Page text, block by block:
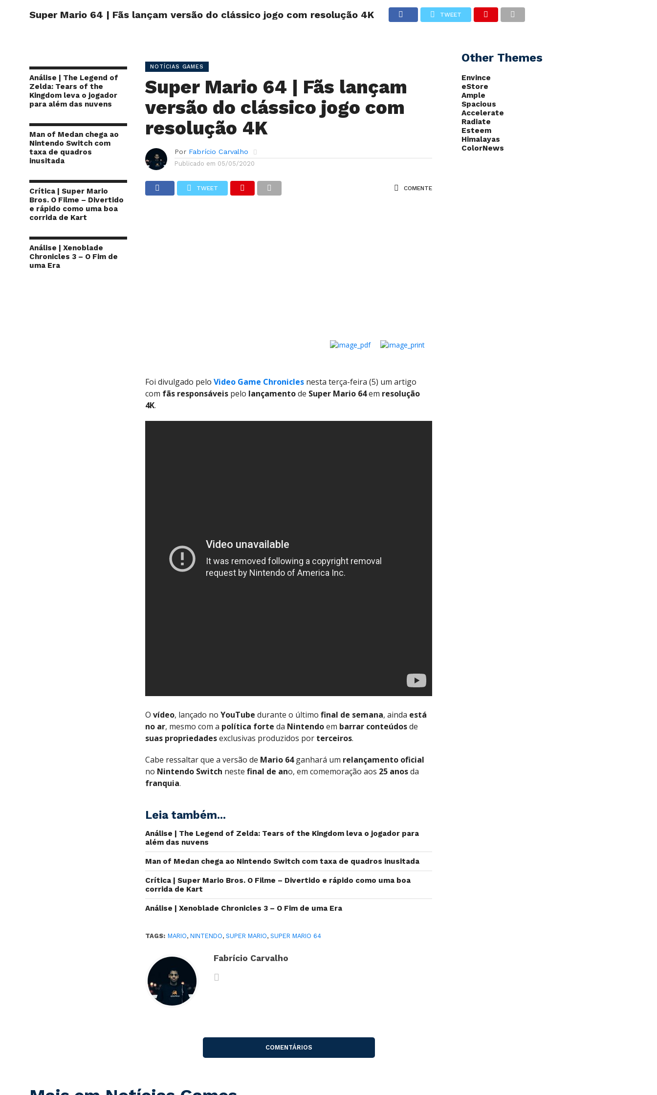
COBERTURA DE EVENTOS CRÍTICAS NOTÍCIAS PODCASTS
Super Mario 64 | Fãs lançam versão do clássico jogo com resolução 4K TWEET
Análise | The Legend of
Zelda: Tears of the
Kingdom leva o jogador
para além das nuvens
Man of Medan chega ao
Nintendo Switch com
taxa de quadros
inusitada
Crítica | Super Mario
Bros. O Filme – Divertido
e rápido como uma boa
corrida de Kart
Análise | Xenoblade
Chronicles 3 – O Fim de
uma Era
NOTÍCIAS GAMES
Super Mario 64 | Fãs lançam
versão do clássico jogo com
resolução 4K
Por Fabrício Carvalho
Publicado em 05/05/2020
TWEET COMENTE
Foi divulgado peloVideo Game Chronicles nesta terça-feira (5) um artigo
com fãs responsáveis pelo lançamentode Super Mario 64em resolução
4K.
Ovídeo, lançado noYouTube durante o últimofinal de semana, ainda está
no ar, mesmo com a política forte da Nintendoem barrar conteúdosde
suas propriedadesexclusivas produzidos por terceiros.
Cabe ressaltar que a versão de Mario 64ganhará um relançamento oficial
no Nintendo Switch nestefinal de ano, em comemoração aos 25 anosda
franquia.
Leia também...
Análise | The Legend of Zelda: Tears of the Kingdom leva o jogador para
além das nuvens
Man of Medan chega ao Nintendo Switch com taxa de quadros inusitada
Crítica | Super Mario Bros. O Filme – Divertido e rápido como uma boa
corrida de Kart
Análise | Xenoblade Chronicles 3 – O Fim de uma Era
TAGS: MARIO,NINTENDO,SUPER MARIO,SUPER MARIO 64
Fabrício Carvalho
COMENTÁRIOS
Other Themes
Envince
eStore
Ample
Spacious
Accelerate
Radiate
Esteem
Himalayas
ColorNews